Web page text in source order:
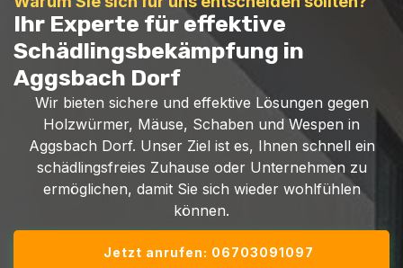
Ihr Experte für effektive
Schädlingsbekämpfung in
Aggsbach Dorf
Wir bieten sichere und effektive Lösungen gegen
Holzwürmer, Mäuse, Schaben und Wespen in
Aggsbach Dorf. Unser Ziel ist es, Ihnen schnell ein
schädlingsfreies Zuhause oder Unternehmen zu
ermöglichen, damit Sie sich wieder wohlfühlen
können.
Jetzt anrufen: 06703091097